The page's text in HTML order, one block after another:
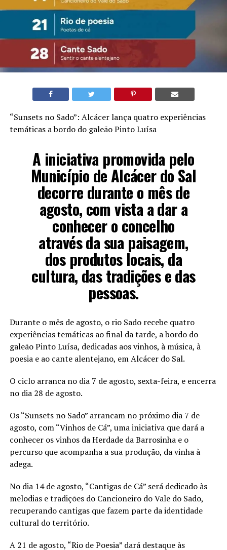
“Sunsets no Sado”: Alcácer lança quatro experiências
temáticas a bordo do galeão Pinto Luísa
A iniciativa promovida pelo
Município de Alcácer do Sal
decorre durante o mês de
agosto, com vista a dar a
conhecer o concelho
através da sua paisagem,
dos produtos locais, da
cultura, das tradições e das
pessoas.
Durante o mês de agosto, o rio Sado recebe quatro
experiências temáticas ao final da tarde, a bordo do
galeão Pinto Luísa, dedicadas aos vinhos, à música, à
poesia e ao cante alentejano, em Alcácer do Sal.
O ciclo arranca no dia 7 de agosto, sexta-feira, e encerra
no dia 28 de agosto.
Os “Sunsets no Sado” arrancam no próximo dia 7 de
agosto, com “Vinhos de Cá”, uma iniciativa que dará a
conhecer os vinhos da Herdade da Barrosinha e o
percurso que acompanha a sua produção, da vinha à
adega.
No dia 14 de agosto, “Cantigas de Cá” será dedicado às
melodias e tradições do Cancioneiro do Vale do Sado,
recuperando cantigas que fazem parte da identidade
cultural do território.
A 21 de agosto, “Rio de Poesia” dará destaque às